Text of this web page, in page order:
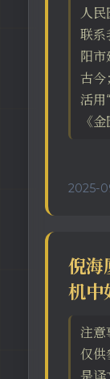
人
联系
阳
古今
活用
《
2025-
倪海
机中
注意
仅供